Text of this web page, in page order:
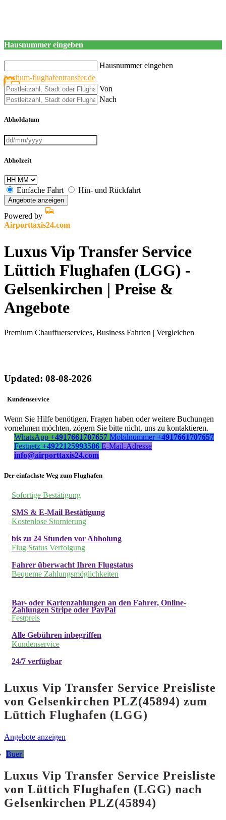
Hausnummer eingeben
Hausnummer eingeben
bochum-flughafentransfer.de
Von
Nach
Abholdatum
Abholzeit
Einfache Fahrt Hin- und Rückfahrt
Angebote anzeigen
Powered by
Airporttaxis24.com
Luxus Vip Transfer Service
Lüttich Flughafen (LGG) -
Gelsenkirchen | Preise &
Angebote
Premium Chauffuerservices, Business Fahrten | Vergleichen
Updated: 08-08-2026
Kundenservice
Wenn Sie Hilfe benötigen, Fragen haben oder weitere Buchungen
vornehmen möchten, zögern Sie bitte nicht, uns zu kontaktieren.
WhatsApp +4917661707657 Mobilnummer +4917661707657
Festnetz +4922125993586 E-Mail-Adresse
info@airporttaxis24.com
Der einfachste Weg zum Flughafen
Sofortige Bestätigung
SMS & E-Mail Bestätigung
Kostenlose Stornierung
bis zu 24 Stunden vor Abholung
Flug Status Verfolgung
Fahrer überwacht Ihren Flugstatus
Bequeme Zahlungsmöglichkeiten
Bar- oder Kartenzahlungen an den Fahrer, Online-
Zahlungen Stripe oder PayPal
Festpreis
Alle Gebühren inbegriffen
Kundenservice
24/7 verfügbar
Luxus Vip Transfer Service Preisliste
von Gelsenkirchen PLZ(45894) zum
Lüttich Flughafen (LGG)
Angebote anzeigen
Buer
Luxus Vip Transfer Service Preisliste
von Lüttich Flughafen (LGG) nach
Gelsenkirchen PLZ(45894)